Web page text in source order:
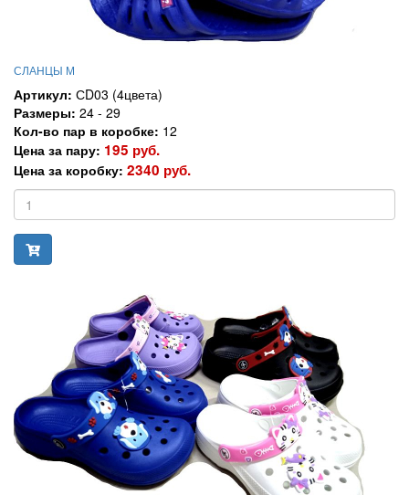
СЛАНЦЫ М
Артикул: СD03 (4цвета)
Размеры: 24 - 29
Кол-во пар в коробке: 12
Цена за пару: 195 руб.
Цена за коробку: 2340 руб.